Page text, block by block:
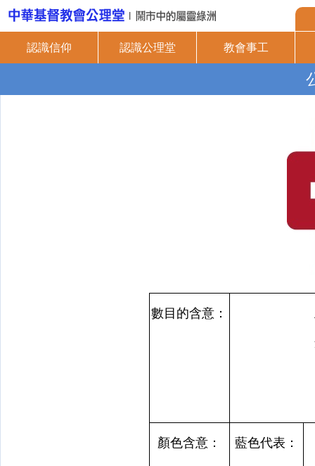
認識信仰 認識公理堂 教會事工
數目的含意：
顏色含意： 藍色代表：